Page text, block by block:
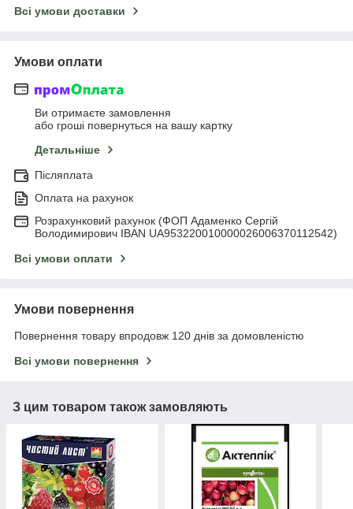
Всі умови доставки
Умови оплати
Ви отримаєте замовлення
або гроші повернуться на вашу картку
Детальніше
Післяплата
Оплата на рахунок
Розрахунковий рахунок (ФОП Адаменко Сергій
Володимирович IBAN UA953220010000026006370112542)
Всі умови оплати
Умови повернення
Повернення товару впродовж 120 днів за домовленістю
Всі умови повернення
З цим товаром також замовляють